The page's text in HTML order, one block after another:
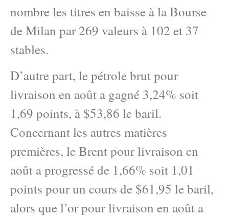
nombre les titres en baisse à la Bourse
de Milan par 269 valeurs à 102 et 37
stables.
D’autre part, le pétrole brut pour
livraison en août a gagné 3,24% soit
1,69 points, à $53,86 le baril.
Concernant les autres matières
premières, le Brent pour livraison en
août a progressé de 1,66% soit 1,01
points pour un cours de $61,95 le baril,
alors que l’or pour livraison en août a